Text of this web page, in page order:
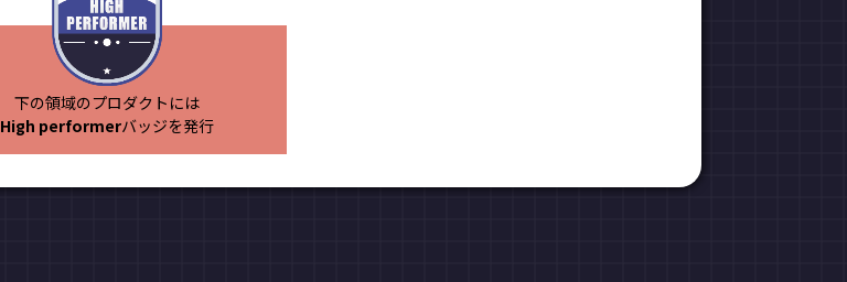
下の領域のプロダクトには
High performerバッジを発行